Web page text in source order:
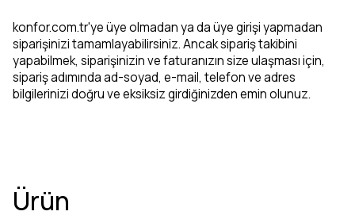
konfor.com.tr'ye üye olmadan ya da üye girişi yapmadan
siparişinizi tamamlayabilirsiniz. Ancak sipariş takibini
yapabilmek, siparişinizin ve faturanızın size ulaşması için,
sipariş adımında ad-soyad, e-mail, telefon ve adres
bilgilerinizi doğru ve eksiksiz girdiğinizden emin olunuz.
Ürün